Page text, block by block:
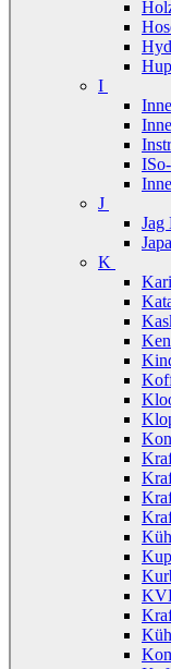
I
J
Jag
K